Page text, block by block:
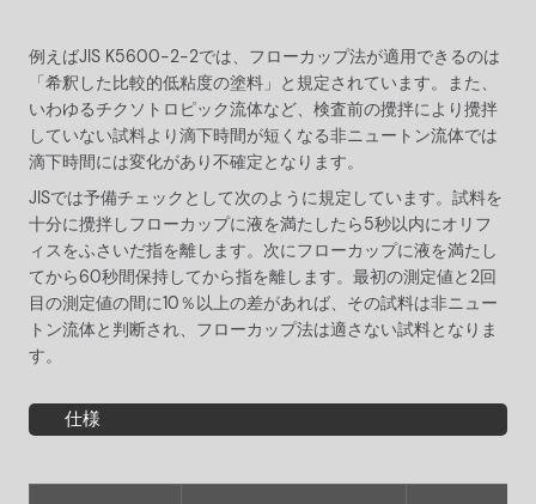
例えばJIS K5600-2-2では、フローカップ法が適用できるのは
「希釈した比較的低粘度の塗料」と規定されています。また、
いわゆるチクソトロピック流体など、検査前の攪拌により攪拌
していない試料より滴下時間が短くなる非ニュートン流体では
滴下時間には変化があり不確定となります。
JISでは予備チェックとして次のように規定しています。試料を
十分に攪拌しフローカップに液を満たしたら5秒以内にオリフ
ィスをふさいだ指を離します。次にフローカップに液を満たし
てから60秒間保持してから指を離します。最初の測定値と2回
目の測定値の間に10％以上の差があれば、その試料は非ニュー
トン流体と判断され、フローカップ法は適さない試料となりま
す。
仕様